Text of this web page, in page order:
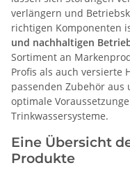
verlängern und
richtigen Komponenten
und nachhaltigen
Sortiment an
Profis als auch versierte
passenden Zubehör aus
optimale
Trinkwassersysteme.
Eine Übersicht
Produkte